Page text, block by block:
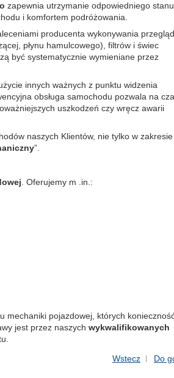
zapewnia utrzymanie odpowiedniego stanu
i komfortem podróżowania.
producenta wykonywania
płynu hamulcowego), filtrów i świec
być systematycznie wymieniane przez
innych ważnych z punktu widzenia
obsługa samochodu pozwala na
uszkodzeń czy wręcz awarii
naszych Klientów, nie tylko w zakresie
”.
. Oferujemy m .in.:
mechaniki pojazdowej, których
jest przez naszych wykwalifikowanych
Wstecz
Do